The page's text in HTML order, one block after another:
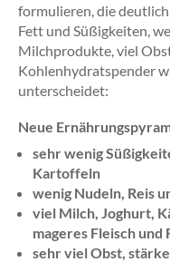
formulieren, die
Fett und Süßigkeiten,
Milchprodukte, viel
Kohlenhydratspender
unterscheidet:
Neue
sehr wenig
Kartoffeln
wenig Nudeln, Reis
viel Milch, Joghurt,
mageres Fleisch und
sehr viel Obst,